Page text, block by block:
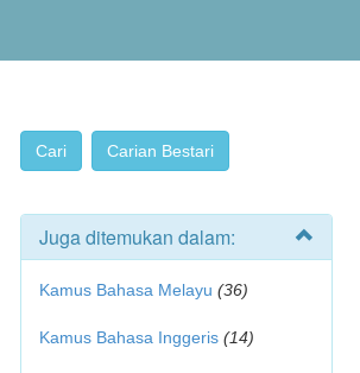
Juga ditemukan dalam:
Kamus Bahasa Melayu (36)
Kamus Bahasa Inggeris (14)